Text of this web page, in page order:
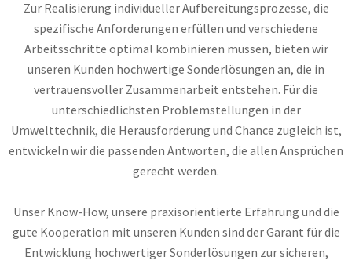
Zur Realisierung individueller Aufbereitungsprozesse, die
spezifische Anforderungen erfüllen und verschiedene
Arbeitsschritte optimal kombinieren müssen, bieten wir
unseren Kunden hochwertige Sonderlösungen an, die in
vertrauensvoller Zusammenarbeit entstehen. Für die
unterschiedlichsten Problemstellungen in der
Umwelttechnik, die Herausforderung und Chance zugleich ist,
entwickeln wir die passenden Antworten, die allen Ansprüchen
gerecht werden.
Unser Know-How, unsere praxisorientierte Erfahrung und die
gute Kooperation mit unseren Kunden sind der Garant für die
Entwicklung hochwertiger Sonderlösungen zur sicheren,